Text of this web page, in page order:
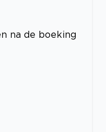
na de boeking